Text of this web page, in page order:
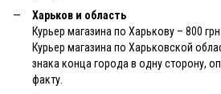
Харьков и область
Курьер магазина по Харькову – 800 грн.
Курьер магазина по Харьковской
знака конца города в одну сторону,
факту.